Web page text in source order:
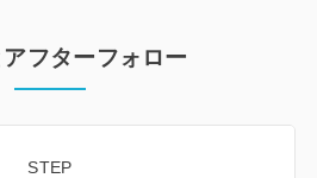
フターフォロー
STEP